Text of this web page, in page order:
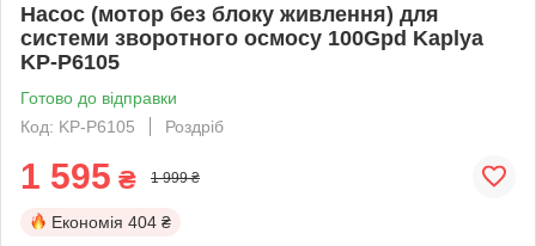
Насос (мотор без блоку живлення) для
системи зворотного осмосу 100Gpd Kaplya
KP-P6105
Готово до відправки
Код: KP-P6105
Роздріб
1 595 ₴ 1 999 ₴
Економія 404 ₴